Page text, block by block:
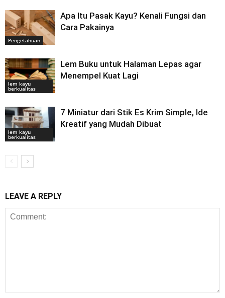
Pengetahuan
Apa Itu Pasak Kayu? Kenali Fungsi dan
Cara Pakainya
lem kayu
berkualitas
Lem Buku untuk Halaman Lepas agar
Menempel Kuat Lagi
lem kayu
berkualitas
7 Miniatur dari Stik Es Krim Simple, Ide
Kreatif yang Mudah Dibuat
LEAVE A REPLY